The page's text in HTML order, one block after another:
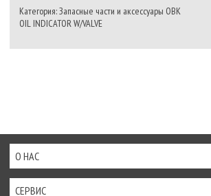
Категория: Запасные части и аксессуары ОВК
OIL INDICATOR W/VALVE
О НАС
СЕРВИС